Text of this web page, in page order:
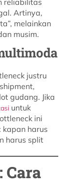
Artinya,
melainkan
musim.
justru
gudang. Jika
untuk
ini
kapan harus
harus split
Cara